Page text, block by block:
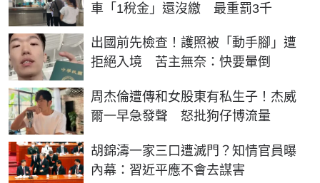
車「1稅金」還沒繳 最重罰3千
出國前先檢查！護照被「動手腳」遭
拒絕入境 苦主無奈：快要暈倒
周杰倫遭傳和女股東有私生子！杰威
爾一早急發聲 怒批狗仔博流量
胡錦濤一家三口遭滅門？知情官員曝
內幕：習近平應不會去謀害